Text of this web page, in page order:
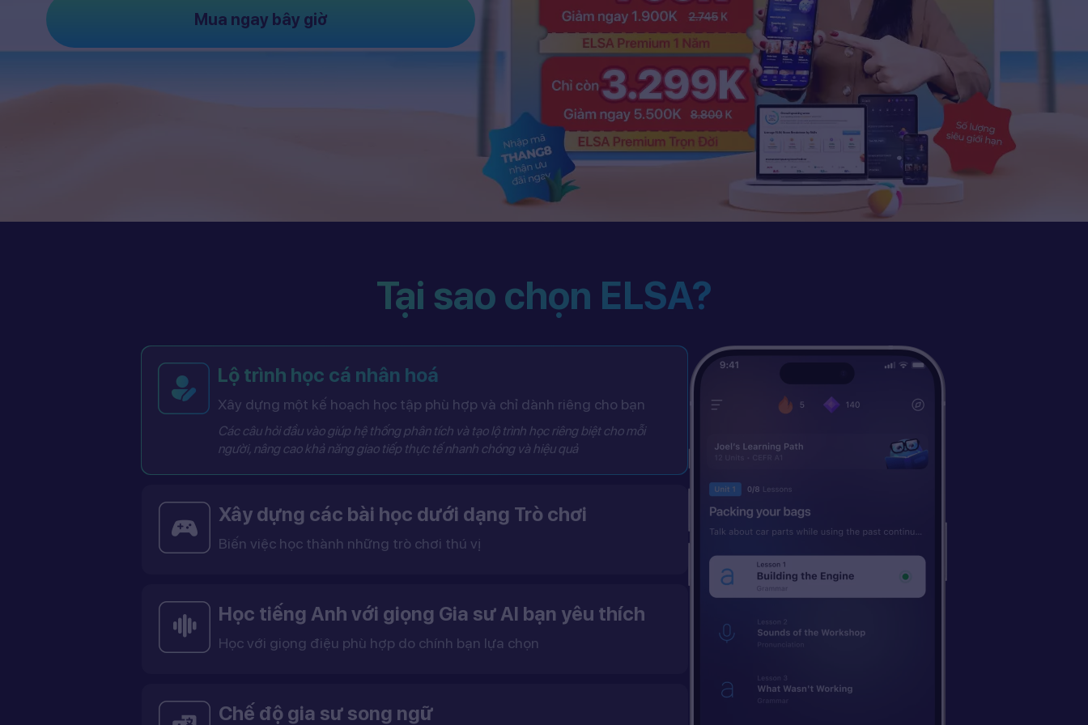
Mua ngay bây giờ
Tại sao chọn ELSA?
Lộ trình học cá nhân hoá
Xây dựng một kế hoạch học tập phù hợp và chỉ dành riêng cho bạn
Các câu hỏi đầu vào giúp hệ thống phân tích và tạo lộ trình học riêng biệt cho mỗi
người, nâng cao khả năng giao tiếp thực tế nhanh chóng và hiệu quả
Xây dựng các bài học dưới dạng Trò chơi
Biến việc học thành những trò chơi thú vị
Học tiếng Anh với giọng Gia sư AI bạn yêu thích
Học với giọng điệu phù hợp do chính bạn lựa chọn
Chế độ gia sư song ngữ